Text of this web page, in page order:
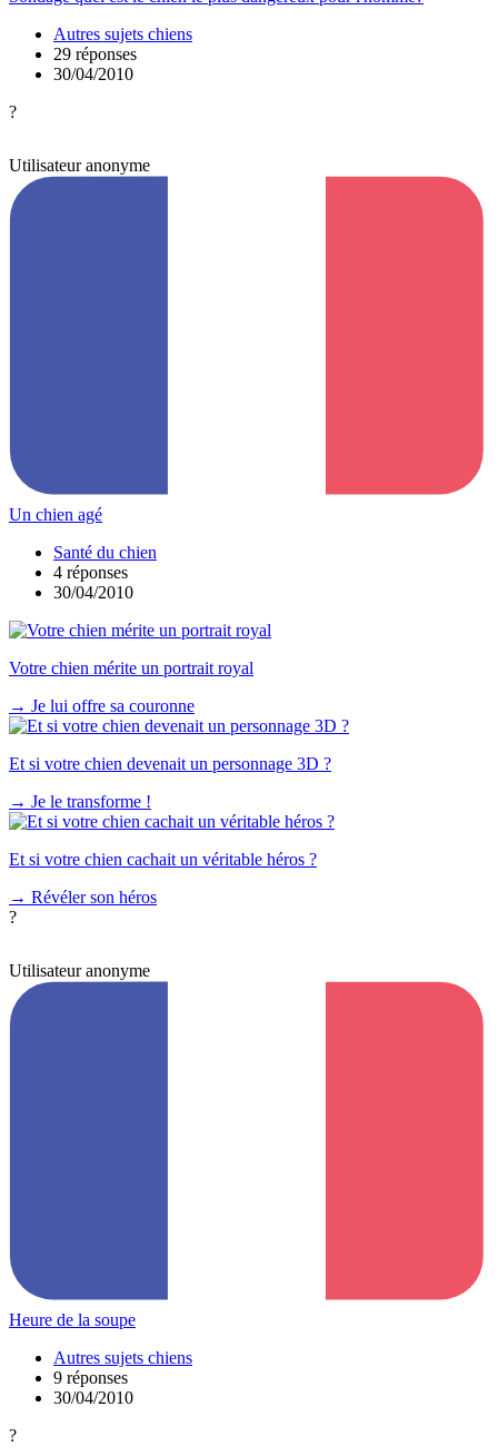
Autres sujets chiens
29 réponses
30/04/2010
?
Utilisateur anonyme
Un chien agé
Santé du chien
4 réponses
30/04/2010
Votre chien mérite un portrait royal
→ Je lui offre sa couronne
Et si votre chien devenait un personnage 3D ?
→ Je le transforme !
Et si votre chien cachait un véritable héros ?
→ Révéler son héros
?
Utilisateur anonyme
Heure de la soupe
Autres sujets chiens
9 réponses
30/04/2010
?